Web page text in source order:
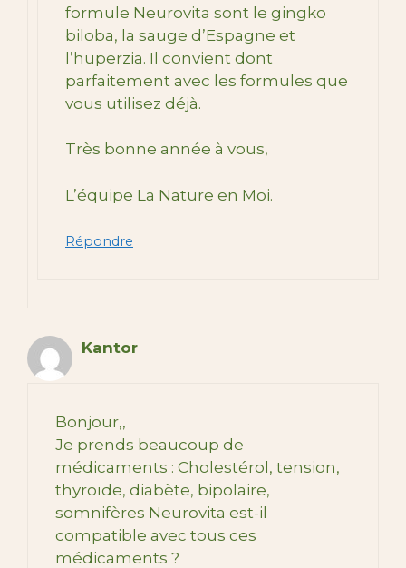
formule Neurovita sont le gingko
biloba, la sauge d’Espagne et
l’huperzia. Il convient dont
parfaitement avec les formules que
vous utilisez déjà.
Très bonne année à vous,
L’équipe La Nature en Moi.
Répondre
Kantor
Bonjour,,
Je prends beaucoup de
médicaments : Cholestérol, tension,
thyroïde, diabète, bipolaire,
somnifères Neurovita est-il
compatible avec tous ces
médicaments ?